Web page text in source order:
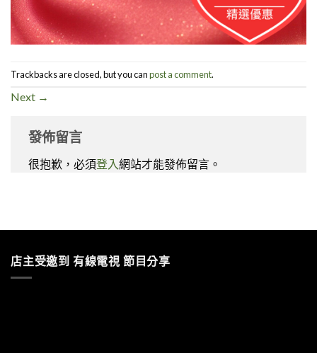
Trackbacks are closed, but you canpost a comment.
Next →
發佈留言
很抱歉，必須登入網站才能發佈留言。
店主受邀到 有線電視 節目分享